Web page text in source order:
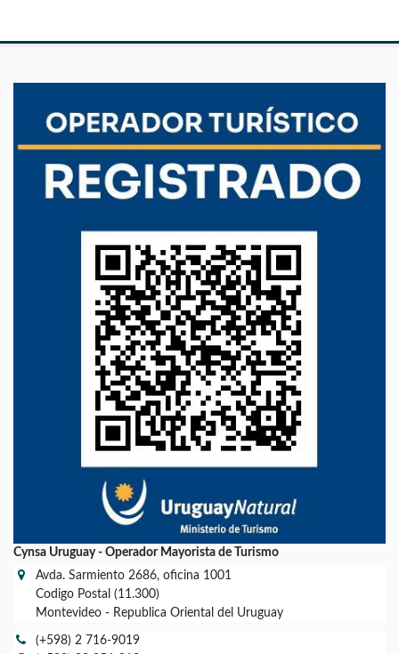
Cynsa Uruguay - Operador Mayorista de Turismo
Avda. Sarmiento 2686, oficina 1001
Codigo Postal (11.300)
Montevideo - Republica Oriental del Uruguay
(+598) 2 716-9019